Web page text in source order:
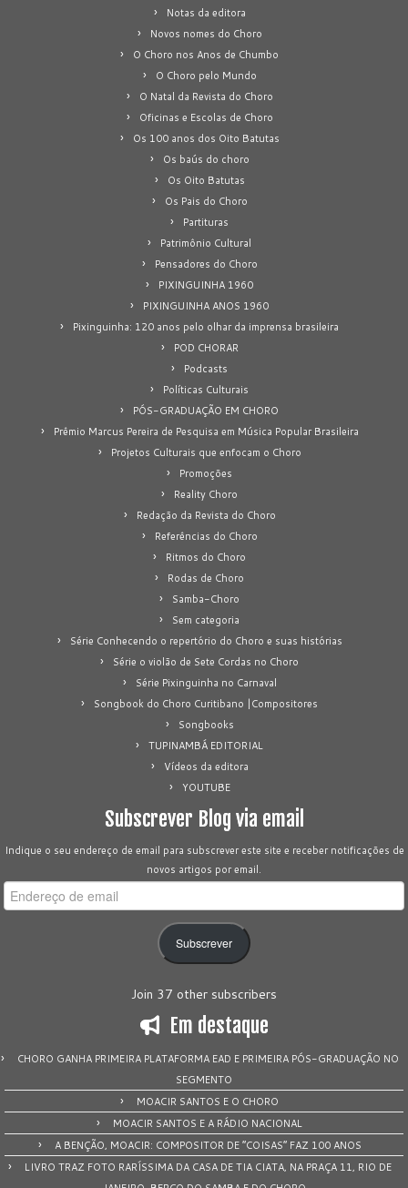
Notas da editora
Novos nomes do Choro
O Choro nos Anos de Chumbo
O Choro pelo Mundo
O Natal da Revista do Choro
Oficinas e Escolas de Choro
Os 100 anos dos Oito Batutas
Os baús do choro
Os Oito Batutas
Os Pais do Choro
Partituras
Patrimônio Cultural
Pensadores do Choro
PIXINGUINHA 1960
PIXINGUINHA ANOS 1960
Pixinguinha: 120 anos pelo olhar da imprensa brasileira
POD CHORAR
Podcasts
Políticas Culturais
PÓS-GRADUAÇÃO EM CHORO
Prêmio Marcus Pereira de Pesquisa em Música Popular Brasileira
Projetos Culturais que enfocam o Choro
Promoções
Reality Choro
Redação da Revista do Choro
Referências do Choro
Ritmos do Choro
Rodas de Choro
Samba-Choro
Sem categoria
Série Conhecendo o repertório do Choro e suas histórias
Série o violão de Sete Cordas no Choro
Série Pixinguinha no Carnaval
Songbook do Choro Curitibano |Compositores
Songbooks
TUPINAMBÁ EDITORIAL
Vídeos da editora
YOUTUBE
Subscrever Blog via email
Indique o seu endereço de email para subscrever este site e receber notificações de
novos artigos por email.
Endereço
de
Subscrever
Join 37 other subscribers
Em destaque
CHORO GANHA PRIMEIRA PLATAFORMA EAD E PRIMEIRA PÓS-GRADUAÇÃO NO
SEGMENTO
MOACIR SANTOS E O CHORO
MOACIR SANTOS E A RÁDIO NACIONAL
A BENÇÃO, MOACIR: COMPOSITOR DE “COISAS” FAZ 100 ANOS
LIVRO TRAZ FOTO RARÍSSIMA DA CASA DE TIA CIATA, NA PRAÇA 11, RIO DE